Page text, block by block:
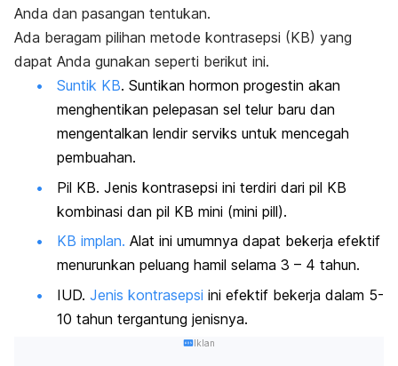
Anda dan pasangan tentukan.
Ada beragam pilihan metode kontrasepsi (KB) yang
dapat Anda gunakan seperti berikut ini.
Suntik KB. Suntikan hormon progestin akan
menghentikan pelepasan sel telur baru dan
mengentalkan lendir serviks untuk mencegah
pembuahan.
Pil KB. Jenis kontrasepsi ini terdiri dari pil KB
kombinasi dan pil KB mini (mini pill).
KB implan. Alat ini umumnya dapat bekerja efektif
menurunkan peluang hamil selama 3 – 4 tahun.
IUD. Jenis kontrasepsi ini efektif bekerja dalam 5-
10 tahun tergantung jenisnya.
Iklan